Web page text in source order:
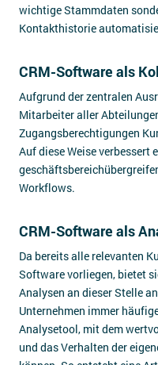
wichtige Stammdaten
Kontakthistorie
CRM-Software als
Aufgrund der zentralen
Mitarbeiter aller
Zugangsberechtigungen
Auf diese Weise verbessert
Workflows.
CRM-Software als
Da bereits alle relevanten
Software vorliegen, bietet
Analysen an dieser Stelle
Unternehmen immer
Analysetool, mit dem
und das Verhalten der